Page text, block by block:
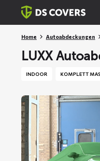
Skiplinks
Home Autoabdeckungen
LUXX
INDOOR KOMPLETT